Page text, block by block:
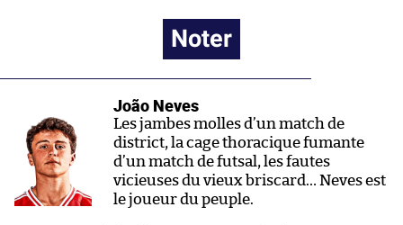
Noter
João Neves
Les jambes molles d’un match de
district, la cage thoracique fumante
d’un match de futsal, les fautes
vicieuses du vieux briscard… Neves est
le joueur du peuple.